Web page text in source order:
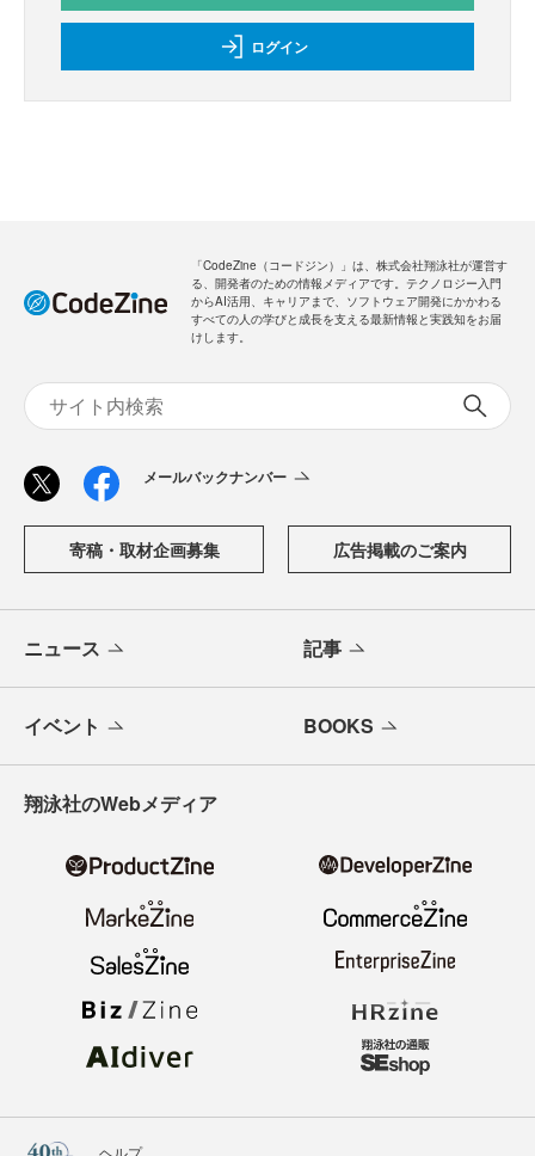
ログイン
「CodeZine（コードジン）」は、株式会社翔泳社が運営す
る、開発者のための情報メディアです。テクノロジー入門
からAI活用、キャリアまで、ソフトウェア開発にかかわる
すべての人の学びと成長を支える最新情報と実践知をお届
けします。
メールバックナンバー
寄稿・取材企画募集 広告掲載のご案内
ニュース 記事
イベント BOOKS
翔泳社のWebメディア